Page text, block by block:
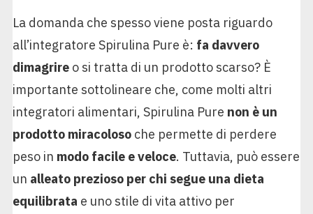
La domanda che spesso viene posta riguardo
all’integratore Spirulina Pure è: fa davvero
dimagrireo si tratta di un prodotto scarso? È
importante sottolineare che, come molti altri
integratori alimentari, Spirulina Pure non è un
prodotto miracolosoche permette di perdere
peso in modo facile e veloce. Tuttavia, può essere
un alleato prezioso per chi segue una dieta
equilibrata e uno stile di vita attivo per